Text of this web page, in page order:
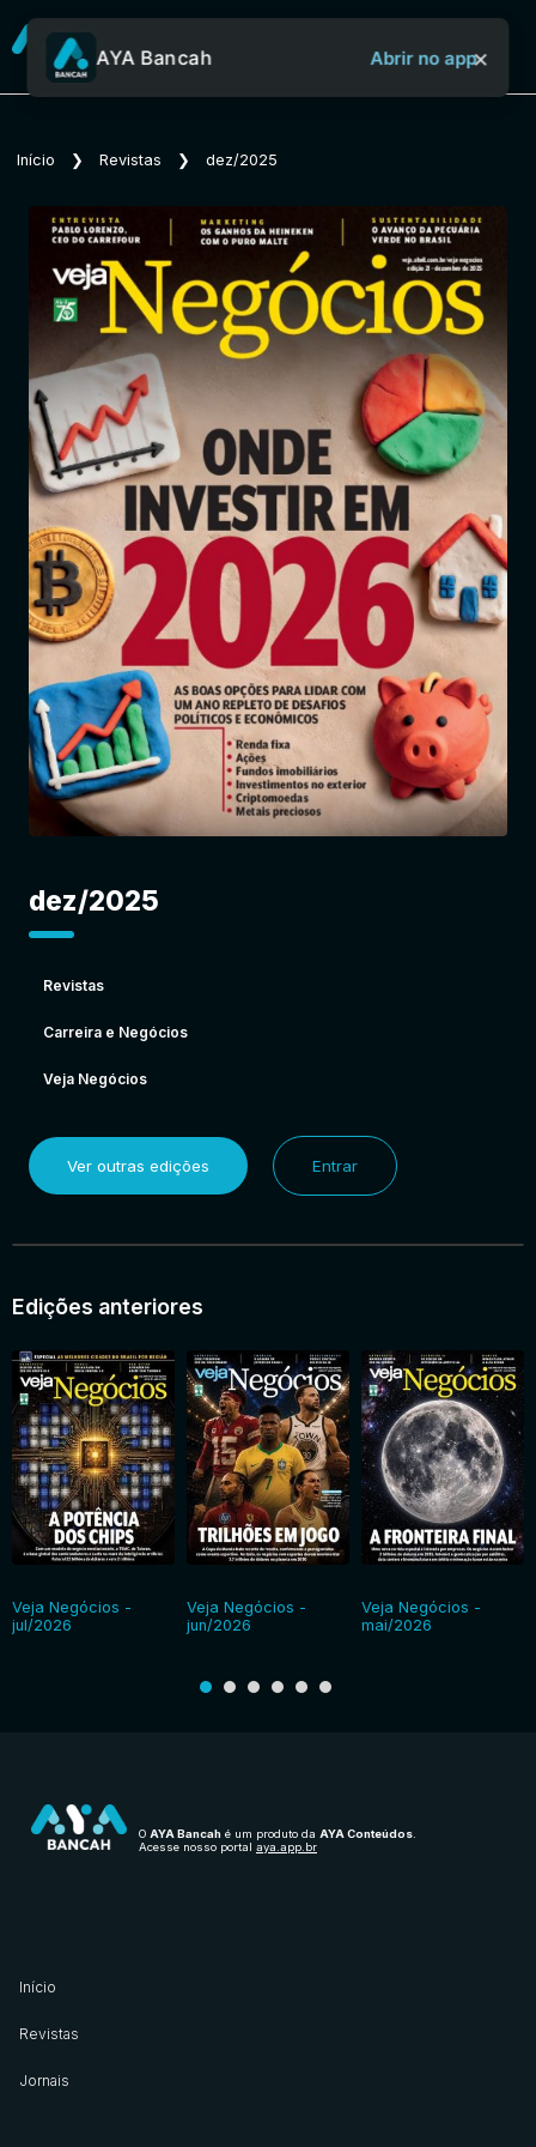
Sobre o Aya Bancah
Início
Revistas
Jornais
Notícias
Entrar
AYA Bancah Abrir no app×
Início ❯ Revistas ❯ dez/2025
dez/2025
Revistas
Carreira e Negócios
Veja Negócios
Ver outras edições Entrar
Edições anteriores
Veja Negócios -
jul/2026
Veja Negócios -
jun/2026
Veja Negócios -
mai/2026
O AYA Bancah é um produto da AYA Conteúdos
Acesse nosso portal aya.app.br
Início
Revistas
Jornais